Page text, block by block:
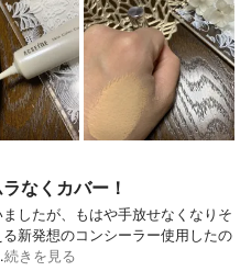
なくカバー！
したが、もはや手放せなくなりそ
新発想のコンシーラー使用したの
続きを見る